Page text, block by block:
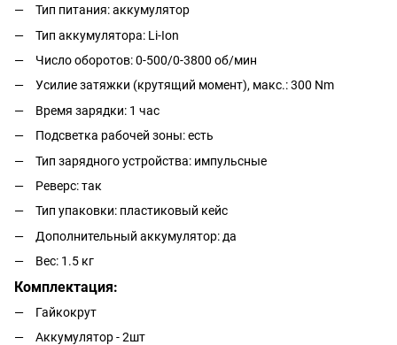
Тип питания: аккумулятор
Тип аккумулятора: Li-Ion
Число оборотов: 0-500/0-3800 об/мин
Усилие затяжки (крутящий момент), макс.: 300 Nm
Время зарядки: 1 час
Подсветка рабочей зоны: есть
Тип зарядного устройства: импульсные
Реверс: так
Тип упаковки: пластиковый кейс
Дополнительный аккумулятор: да
Вес: 1.5 кг
Комплектация:
Гайкокрут
Аккумулятор - 2шт